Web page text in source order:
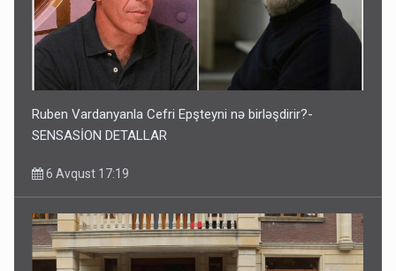
Ruben Vardanyanla Cefri Epşteyni nə birləşdirir?-
SENSASİON DETALLAR
6 Avqust 17:19